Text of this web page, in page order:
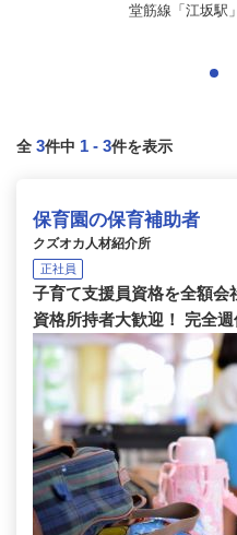
堂筋線「江坂駅
全 3件中 1 - 3件を表示
保育園の保育補助者
クズオカ人材紹介所
正社員
子育て支援員資格を全額会
資格所持者大歓迎！ 完全週